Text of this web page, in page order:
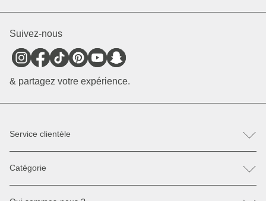
Suivez-nous
& partagez votre expérience.
Service clientèle
Contactez-nous
Retour & Réclamation
Pièces détachées
Catégorie